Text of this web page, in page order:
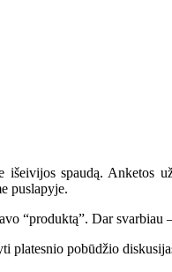
spaudą. Anketos
puslapyje.
“produktą”. Dar
pobūdžio